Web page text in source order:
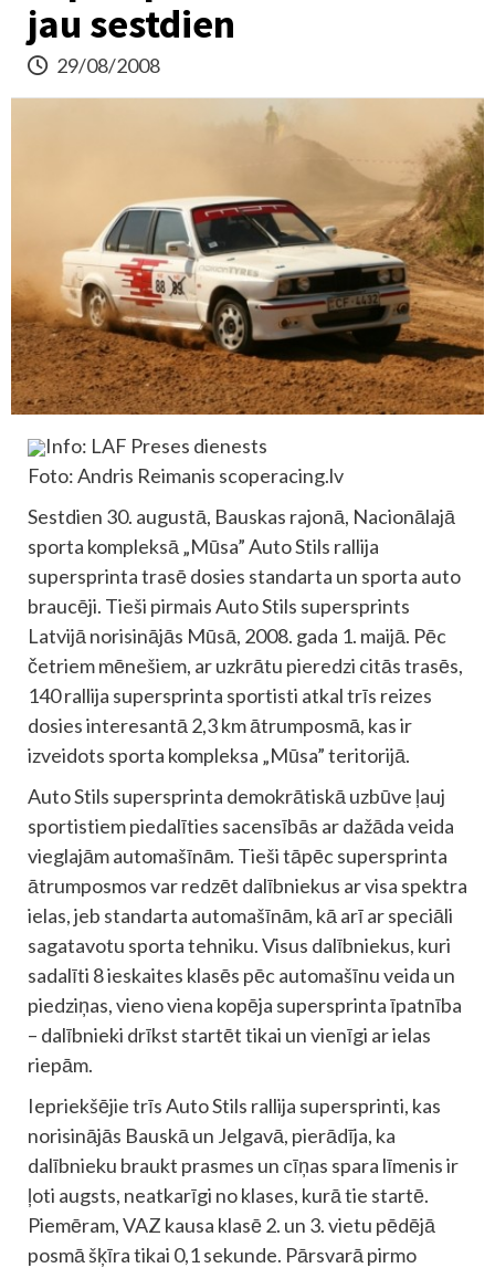
jau sestdien
29/08/2008
Info: LAF Preses dienests
Foto: Andris Reimanis scoperacing.lv
Sestdien 30. augustā, Bauskas rajonā, Nacionālajā
sporta kompleksā „Mūsa” Auto Stils rallija
supersprinta trasē dosies standarta un sporta auto
braucēji. Tieši pirmais Auto Stils supersprints
Latvijā norisinājās Mūsā, 2008. gada 1. maijā. Pēc
četriem mēnešiem, ar uzkrātu pieredzi citās trasēs,
140 rallija supersprinta sportisti atkal trīs reizes
dosies interesantā 2,3 km ātrumposmā, kas ir
izveidots sporta kompleksa „Mūsa” teritorijā.
Auto Stils supersprinta demokrātiskā uzbūve ļauj
sportistiem piedalīties sacensībās ar dažāda veida
vieglajām automašīnām. Tieši tāpēc supersprinta
ātrumposmos var redzēt dalībniekus ar visa spektra
ielas, jeb standarta automašīnām, kā arī ar speciāli
sagatavotu sporta tehniku. Visus dalībniekus, kuri
sadalīti 8 ieskaites klasēs pēc automašīnu veida un
piedziņas, vieno viena kopēja supersprinta īpatnība
– dalībnieki drīkst startēt tikai un vienīgi ar ielas
riepām.
Iepriekšējie trīs Auto Stils rallija supersprinti, kas
norisinājās Bauskā un Jelgavā, pierādīja, ka
dalībnieku braukt prasmes un cīņas spara līmenis ir
ļoti augsts, neatkarīgi no klases, kurā tie startē.
Piemēram, VAZ kausa klasē 2. un 3. vietu pēdējā
posmā šķīra tikai 0,1 sekunde. Pārsvarā pirmo